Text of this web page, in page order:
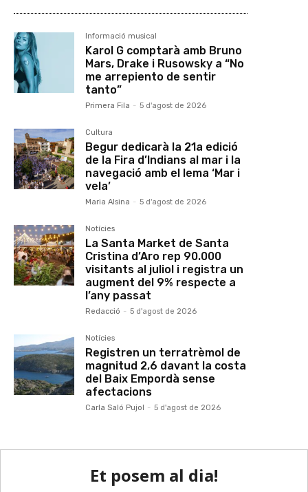
Informació musical
Karol G comptarà amb Bruno
Mars, Drake i Rusowsky a “No
me arrepiento de sentir
tanto”
Primera Fila - 5 d'agost de 2026
Cultura
Begur dedicarà la 21a edició
de la Fira d’Indians al mar i la
navegació amb el lema ‘Mar i
vela’
Maria Alsina - 5 d'agost de 2026
Notícies
La Santa Market de Santa
Cristina d’Aro rep 90.000
visitants al juliol i registra un
augment del 9% respecte a
l’any passat
Redacció - 5 d'agost de 2026
Notícies
Registren un terratrèmol de
magnitud 2,6 davant la costa
del Baix Empordà sense
afectacions
Carla Saló Pujol - 5 d'agost de 2026